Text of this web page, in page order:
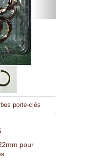
porte-clés
pour